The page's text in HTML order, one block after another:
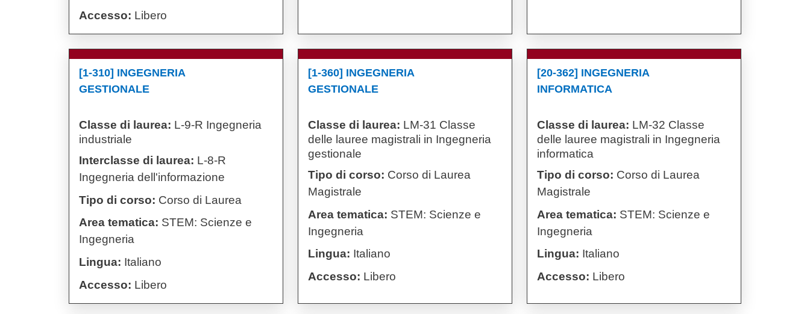
Accesso: Libero
[1-310] INGEGNERIA
GESTIONALE
Classe di laurea: L-9-R Ingegneria
industriale
Interclasse di laurea: L-8-R
Ingegneria dell'informazione
Tipo di corso: Corso di Laurea
Area tematica: STEM: Scienze e
Ingegneria
Lingua: Italiano
Accesso: Libero
[1-360] INGEGNERIA
GESTIONALE
Classe di laurea: LM-31 Classe
delle lauree magistrali in Ingegneria
gestionale
Tipo di corso: Corso di Laurea
Magistrale
Area tematica: STEM: Scienze e
Ingegneria
Lingua: Italiano
Accesso: Libero
[20-362] INGEGNERIA
INFORMATICA
Classe di laurea: LM-32 Classe
delle lauree magistrali in Ingegneria
informatica
Tipo di corso: Corso di Laurea
Magistrale
Area tematica: STEM: Scienze e
Ingegneria
Lingua: Italiano
Accesso: Libero